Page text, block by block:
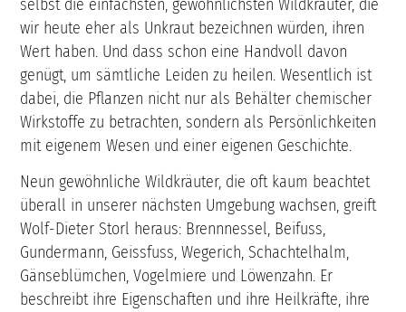
selbst die einfachsten, gewöhnlichsten Wildkräuter, die
wir heute eher als Unkraut bezeichnen würden, ihren
Wert haben. Und dass schon eine Handvoll davon
genügt, um sämtliche Leiden zu heilen. Wesentlich ist
dabei, die Pflanzen nicht nur als Behälter chemischer
Wirkstoffe zu betrachten, sondern als Persönlichkeiten
mit eigenem Wesen und einer eigenen Geschichte.
Neun gewöhnliche Wildkräuter, die oft kaum beachtet
überall in unserer nächsten Umgebung wachsen, greift
Wolf-Dieter Storl heraus: Brennnessel, Beifuss,
Gundermann, Geissfuss, Wegerich, Schachtelhalm,
Gänseblümchen, Vogelmiere und Löwenzahn. Er
beschreibt ihre Eigenschaften und ihre Heilkräfte, ihre